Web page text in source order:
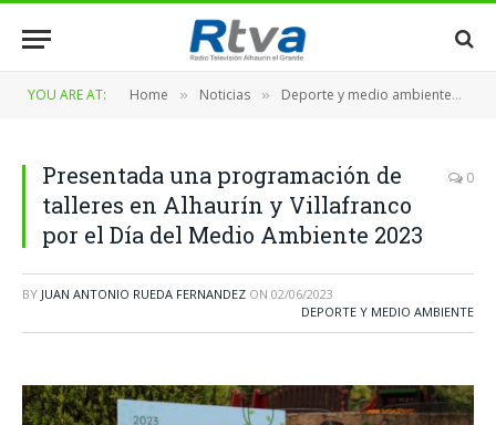
YOU ARE AT: Home » Noticias » Deporte y medio ambiente
Presentada una programación de
talleres en Alhaurín y Villafranco
por el Día del Medio Ambiente 2023
0
BY JUAN ANTONIO RUEDA FERNANDEZ ON 02/06/2023
DEPORTE Y MEDIO AMBIENTE